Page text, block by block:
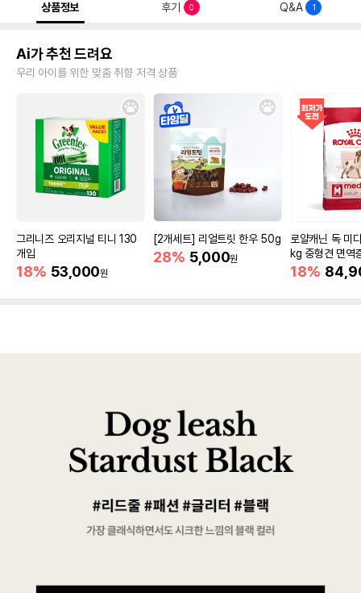
상품정보 후기 0 Q&A 1
Ai가 추천 드려요
우리 아이를 위한 맞춤 취향 저격 상품
그리니즈 오리지널 티니 130
개입
18% 53,000원
[2개세트] 리얼트릿 한우 50g
28% 5,000원
로얄캐닌 독 미
kg 중형견 면역
18%